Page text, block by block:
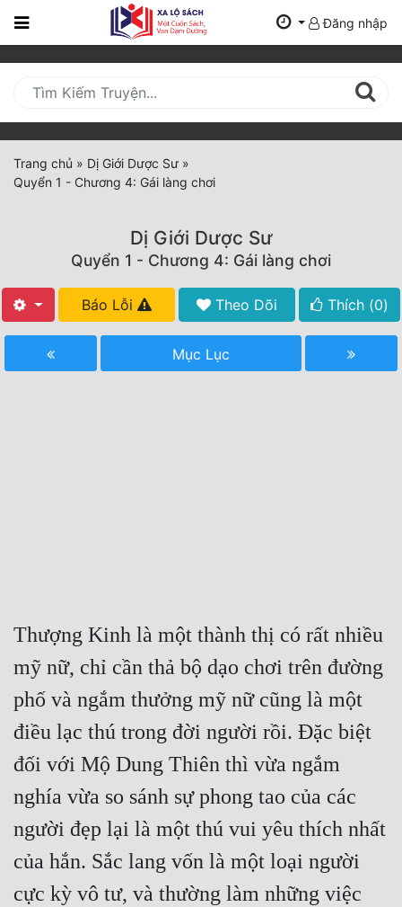
Trang
Mới
Cập
Nhật
(current)
Tất Cả
Hoàn Thành
Xa Lộ Dịch
Cung Đấu
Du Hí
Dã Sử
Đăng nhập
Trang chủ » Dị Giới Dược Sư »
Quyển 1 - Chương 4: Gái làng chơi
Dị Giới Dược Sư
Quyển 1 - Chương 4: Gái làng chơi
Báo Lỗi Theo Dõi Thích (0)
Mục Lục
Thượng Kinh là một thành thị có rất nhiều
mỹ nữ, chỉ cần thả bộ dạo chơi trên đường
phố và ngắm thưởng mỹ nữ cũng là một
điều lạc thú trong đời người rồi. Đặc biệt
đối với Mộ Dung Thiên thì vừa ngắm
nghía vừa so sánh sự phong tao của các
người đẹp lại là một thú vui yêu thích nhất
của hắn. Sắc lang vốn là một loại người
cực kỳ vô tư, và thường làm những việc